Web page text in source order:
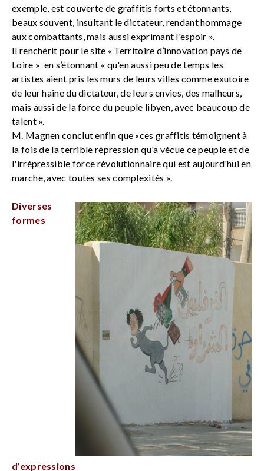
exemple, est couverte de graffitis forts et étonnants,
beaux souvent, insultant le dictateur, rendant hommage
aux combattants, mais aussi exprimant l'espoir ».
Il renchérit pour le site « Territoire d’innovation pays de
Loire » en s’étonnant « qu'en aussi peu de temps les
artistes aient pris les murs de leurs villes comme exutoire
de leur haine du dictateur, de leurs envies, des malheurs,
mais aussi de la force du peuple libyen, avec beaucoup de
talent ».
M. Magnen conclut enfin que «ces graffitis témoignent à
la fois de la terrible répression qu'a vécue ce peuple et de
l'irrépressible force révolutionnaire qui est aujourd'hui en
marche, avec toutes ses complexités ».
Diverses
formes
d’expressions